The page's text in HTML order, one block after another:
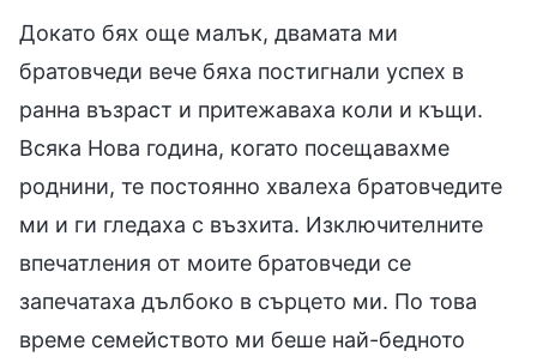
Докато бях още малък, двамата ми
братовчеди вече бяха постигнали успех в
ранна възраст и притежаваха коли и къщи.
Всяка Нова година, когато посещавахме
роднини, те постоянно хвалеха братовчедите
ми и ги гледаха с възхита. Изключителните
впечатления от моите братовчеди се
запечатаха дълбоко в сърцето ми. По това
време семейството ми беше най-бедното